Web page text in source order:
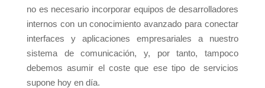
no es necesario incorporar equipos de desarrolladores
internos con un conocimiento avanzado para conectar
interfaces y aplicaciones empresariales a nuestro
sistema de comunicación, y, por tanto, tampoco
debemos asumir el coste que ese tipo de servicios
supone hoy en día.